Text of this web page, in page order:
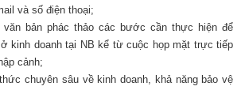
và số điện thoại;
văn bản phác thảo các bước cần thực hiện để
kinh doanh tại NB kể từ cuộc họp mặt trực tiếp
cảnh;
chuyên sâu về kinh doanh, khả năng bảo vệ